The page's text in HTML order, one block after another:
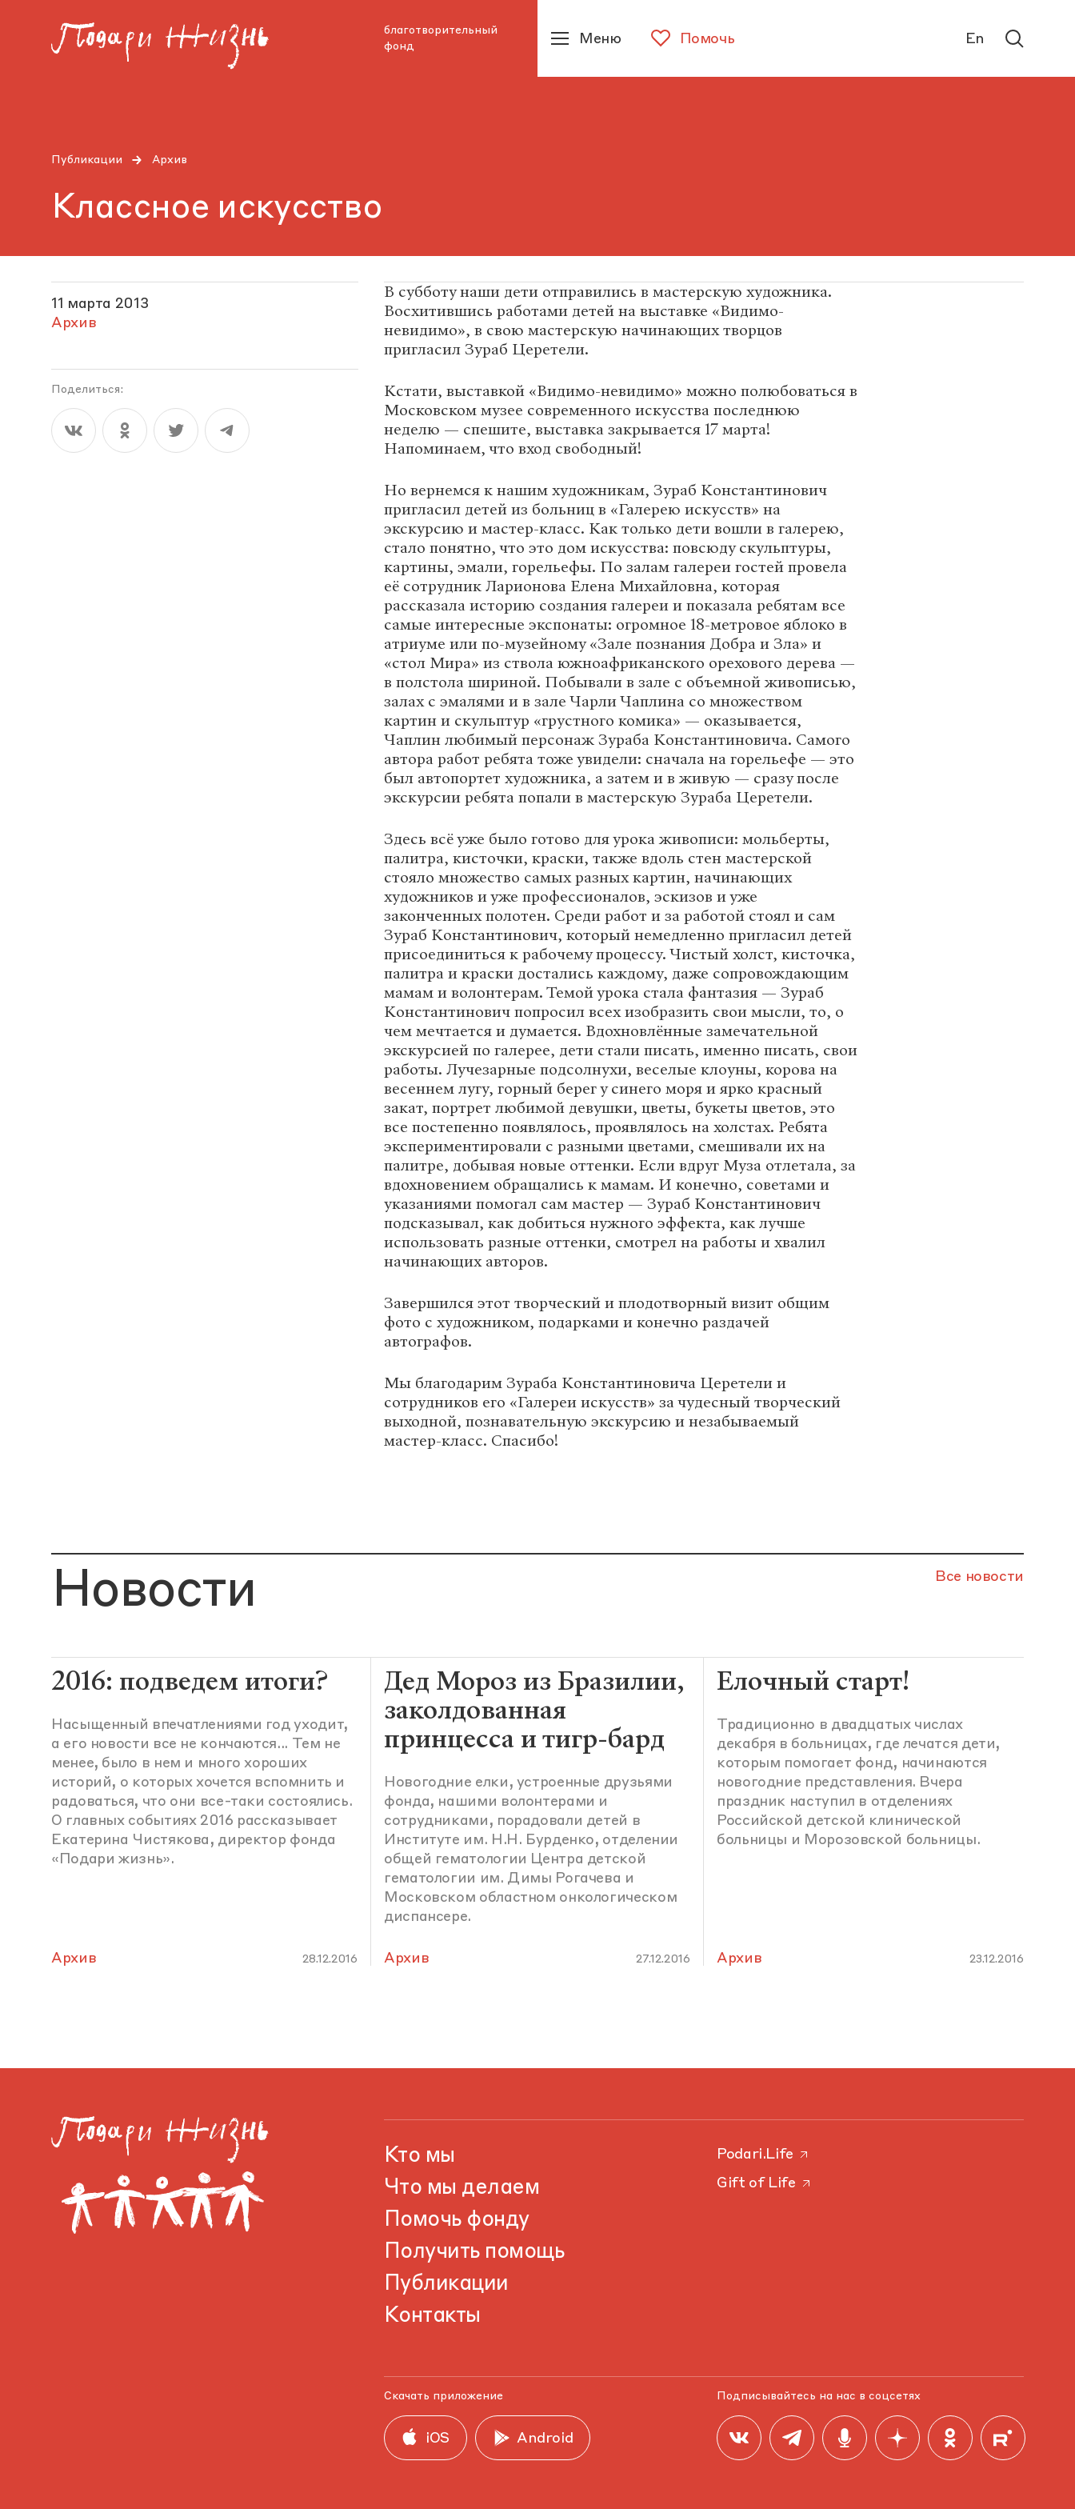
благотворительный
фонд
Помочь
Меню En
Публикации Архив
Классное искусство
11 марта 2013
Архив
Поделиться:
В субботу наши дети отправились в мастерскую художника.
Восхитившись работами детей на выставке «Видимо-
невидимо», в свою мастерскую начинающих творцов
пригласил Зураб Церетели.
Кстати, выставкой «Видимо-невидимо» можно полюбоваться в
Московском музее современного искусства последнюю
неделю — спешите, выставка закрывается 17 марта!
Напоминаем, что вход свободный!
Но вернемся к нашим художникам, Зураб Константинович
пригласил детей из больниц в «Галерею искусств» на
экскурсию и мастер-класс. Как только дети вошли в галерею,
стало понятно, что это дом искусства: повсюду скульптуры,
картины, эмали, горельефы. По залам галереи гостей провела
её сотрудник Ларионова Елена Михайловна, которая
рассказала историю создания галереи и показала ребятам все
самые интересные экспонаты: огромное 18-метровое яблоко в
атриуме или по-музейному «Зале познания Добра и Зла» и
«стол Мира» из ствола южноафриканского орехового дерева —
в полстола шириной. Побывали в зале с объемной живописью,
залах с эмалями и в зале Чарли Чаплина со множеством
картин и скульптур «грустного комика» — оказывается,
Чаплин любимый персонаж Зураба Константиновича. Самого
автора работ ребята тоже увидели: сначала на горельефе — это
был автопортет художника, а затем и в живую — сразу после
экскурсии ребята попали в мастерскую Зураба Церетели.
Здесь всё уже было готово для урока живописи: мольберты,
палитра, кисточки, краски, также вдоль стен мастерской
стояло множество самых разных картин, начинающих
художников и уже профессионалов, эскизов и уже
законченных полотен. Среди работ и за работой стоял и сам
Зураб Константинович, который немедленно пригласил детей
присоединиться к рабочему процессу. Чистый холст, кисточка,
палитра и краски достались каждому, даже сопровождающим
мамам и волонтерам. Темой урока стала фантазия — Зураб
Константинович попросил всех изобразить свои мысли, то, о
чем мечтается и думается. Вдохновлённые замечательной
экскурсией по галерее, дети стали писать, именно писать, свои
работы. Лучезарные подсолнухи, веселые клоуны, корова на
весеннем лугу, горный берег у синего моря и ярко красный
закат, портрет любимой девушки, цветы, букеты цветов, это
все постепенно появлялось, проявлялось на холстах. Ребята
экспериментировали с разными цветами, смешивали их на
палитре, добывая новые оттенки. Если вдруг Муза отлетала, за
вдохновением обращались к мамам. И конечно, советами и
указаниями помогал сам мастер — Зураб Константинович
подсказывал, как добиться нужного эффекта, как лучше
использовать разные оттенки, смотрел на работы и хвалил
начинающих авторов.
Завершился этот творческий и плодотворный визит общим
фото с художником, подарками и конечно раздачей
автографов.
Мы благодарим Зураба Константиновича Церетели и
сотрудников его «Галереи искусств» за чудесный творческий
выходной, познавательную экскурсию и незабываемый
мастер-класс. Спасибо!
Новости Все новости
2016: подведем итоги?
Насыщенный впечатлениями год уходит,
а его новости все не кончаются... Тем не
менее, было в нем и много хороших
историй, о которых хочется вспомнить и
радоваться, что они все-таки состоялись.
О главных событиях 2016 рассказывает
Екатерина Чистякова, директор фонда
«Подари жизнь».
Архив 28.12.2016
Дед Мороз из Бразилии,
заколдованная
принцесса и тигр-бард
Новогодние елки, устроенные друзьями
фонда, нашими волонтерами и
сотрудниками, порадовали детей в
Институте им. Н.Н. Бурденко, отделении
общей гематологии Центра детской
гематологии им. Димы Рогачева и
Московском областном онкологическом
диспансере.
Архив 27.12.2016
Елочный старт!
Традиционно в двадцатых числах
декабря в больницах, где лечатся дети,
которым помогает фонд, начинаются
новогодние представления. Вчера
праздник наступил в отделениях
Российской детской клинической
больницы и Морозовской больницы.
Архив 23.12.2016
Кто мы
Что мы делаем
Помочь фонду
Получить помощь
Публикации
Контакты
Podari.Life
Gift of Life
Скачать приложение
iOS Android
Подписывайтесь на нас в соцсетях